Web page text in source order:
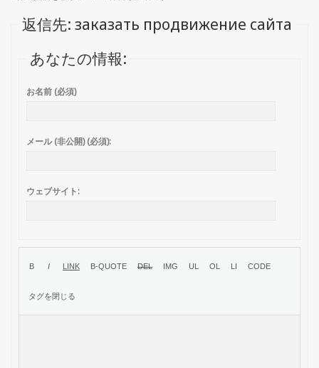
返信先: заказать продвижение сайта
あなたの情報:
お名前 (必須)
メール (非公開) (必須):
ウェブサイト: